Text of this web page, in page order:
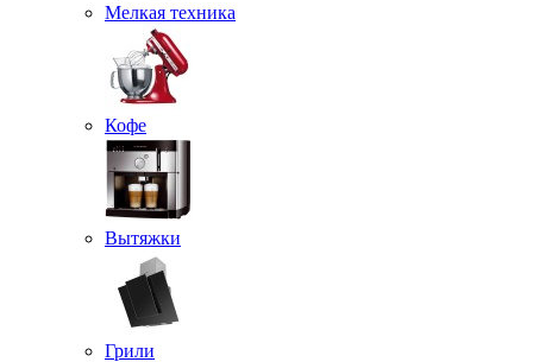
Мелкая техника
Кофе
Вытяжки
Грили